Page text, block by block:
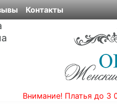
Контакты
Внимание! Платья до 3